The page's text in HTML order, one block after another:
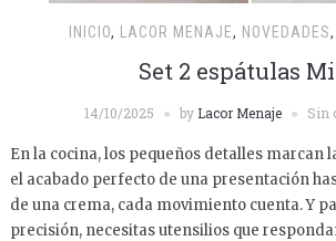
INICIO, LACOR MENAJE, NOVEDADES,
Set 2 espátulas
14/10/2025 by Lacor Menaje Sin
En la cocina, los pequeños detalles marcan
el acabado perfecto de una presentación
de una crema, cada movimiento cuenta. Y
precisión, necesitas utensilios que